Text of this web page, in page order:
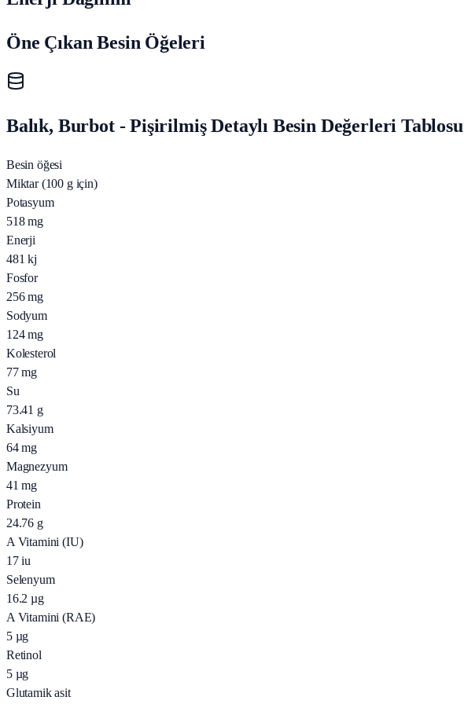
Öne Çıkan Besin Öğeleri
Balık, Burbot - Pişirilmiş Detaylı Besin Değerleri Tablosu
Besin öğesi
Miktar (100 g için)
Potasyum
518 mg
Enerji
481 kj
Fosfor
256 mg
Sodyum
124 mg
Kolesterol
77 mg
Su
73.41 g
Kalsiyum
64 mg
Magnezyum
41 mg
Protein
24.76 g
A Vitamini (IU)
17 iu
Selenyum
16.2 µg
A Vitamini (RAE)
5 µg
Retinol
5 µg
Glutamik asit